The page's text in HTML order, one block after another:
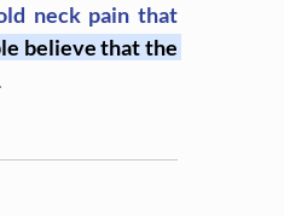
neck pain that
believe that the
.